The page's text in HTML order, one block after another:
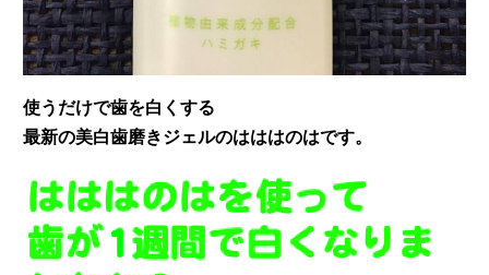
使うだけで歯を白くする
最新の美白歯磨きジェルのはははのはです。